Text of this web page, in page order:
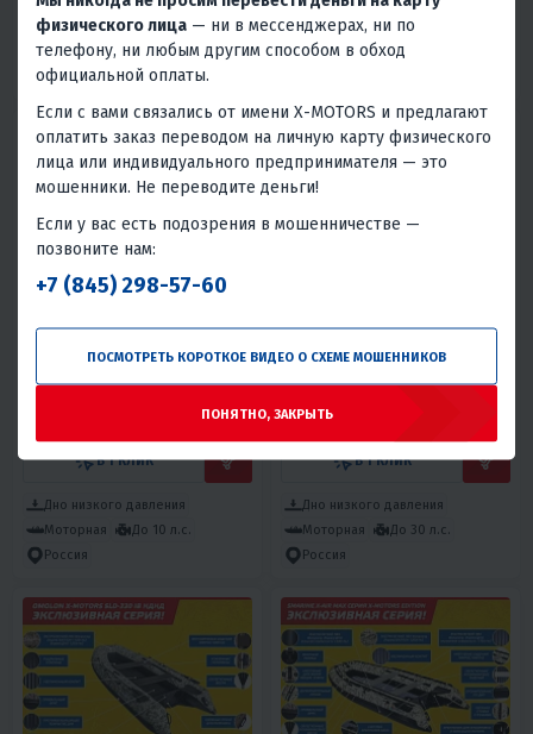
Дно низкого давления
Моторная
До 15 л.с.
Япония
Дно низкого давления
Моторная
До 20 л.с.
НАДУВНАЯ ЛОДКА РИВЬЕРА
КОМПАКТ 3200 НДНД
58 550 ₽
2 520 ₽
В 1 КЛИК
Дно низкого давления
Моторная
До 10 л.с.
Россия
ЛОДКА НАДУВНАЯ REEF TRITON
400 S-MAX С
ФАЛЬШБОРТОМ
96 900 ₽
4 360 ₽
В 1 КЛИК
Дно низкого давления
Моторная
До 30 л.с.
Россия
физического лица — ни в мессенджерах, ни по
телефону, ни любым другим способом в обход
официальной оплаты.
Если с вами связались от имени X-MOTORS и предлагают
оплатить заказ переводом на личную карту физического
лица или индивидуального предпринимателя — это
мошенники. Не переводите деньги!
Если у вас есть подозрения в мошенничестве —
позвоните нам:
+7 (845) 298-57-60
ПОСМОТРЕТЬ КОРОТКОЕ ВИДЕО О СХЕМЕ МОШЕННИКОВ
ПОНЯТНО, ЗАКРЫТЬ